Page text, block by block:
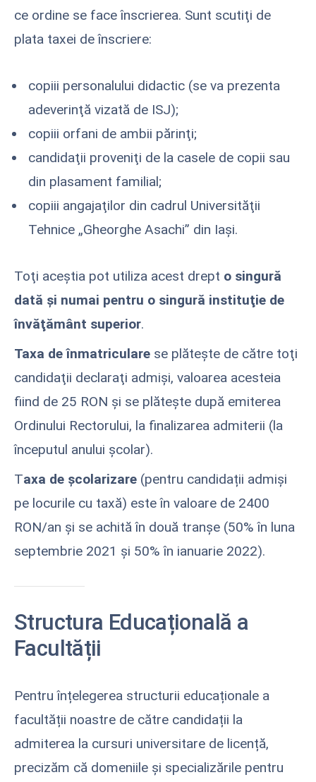
ce ordine se face înscrierea. Sunt scutiţi de
plata taxei de înscriere:
copiii personalului didactic (se va prezenta
adeverinţă vizată de ISJ);
copiii orfani de ambii părinţi;
candidaţii proveniţi de la casele de copii sau
din plasament familial;
copiii angajaţilor din cadrul Universităţii
Tehnice „Gheorghe Asachi” din Iaşi.
Toţi aceştia pot utiliza acest drept o singură
dată şi numai pentru o singură instituţie de
învăţământ superior.
Taxa de înmatriculare se plăteşte de către toţi
candidaţii declaraţi admişi, valoarea acesteia
fiind de 25 RON și se plătește după emiterea
Ordinului Rectorului, la finalizarea admiterii (la
începutul anului școlar).
Taxa de şcolarizare (pentru candidații admiși
pe locurile cu taxă) este în valoare de 2400
RON/an şi se achită în două tranşe (50% în luna
septembrie 2021 şi 50% în ianuarie 2022).
Structura Educațională a
Facultății
Pentru înțelegerea structurii educaționale a
facultății noastre de către candidații la
admiterea la cursuri universitare de licență,
precizăm că domeniile şi specializările pentru